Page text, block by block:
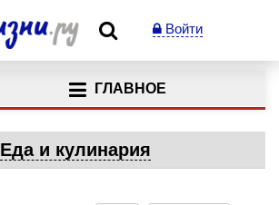
Войти
ГЛАВНОЕ
Еда и кулинария